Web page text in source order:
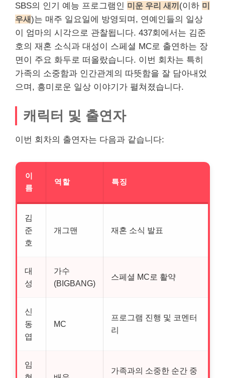
SBS의 인기 예능 프로그램인 미운 우리 새끼(이하 미
우새)는 매주 일요일에 방영되며, 연예인들의 일상
이 엄마의 시각으로 관찰됩니다. 437회에서는 김준
호의 재혼 소식과 대성이 스페셜 MC로 출연하는 장
면이 주요 화두로 떠올랐습니다. 이번 회차는 특히
가족의 소중함과 인간관계의 따뜻함을 잘 담아내었
으며, 흥미로운 일상 이야기가 펼쳐졌습니다.
캐릭터 및 출연자
이번 회차의 출연자는 다음과 같습니다:
이
름
역할 특징
김
준
호
개그맨 재혼 소식 발표
대
성
가수
(BIGBANG)
스페셜 MC로 활약
신
동
엽
MC
프로그램 진행 및 코멘터
리
임
가족과의 소중한 순간 중